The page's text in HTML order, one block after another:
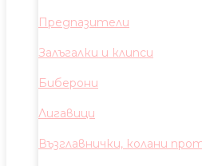
Предпазители
Залъгалки и клипси
Биберони
Лигавици
Възглавнички, колани